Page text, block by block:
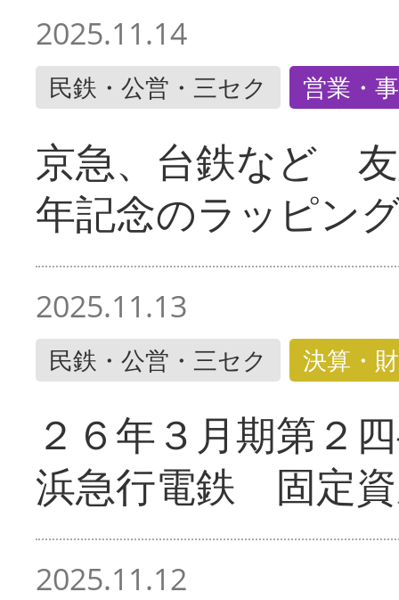
2025.11.14
民鉄・公営・三セク 営業・
京急、台鉄など
年記念のラッピン
2025.11.13
民鉄・公営・三セク 決算・
２６年３月期第２
浜急行電鉄 固定
2025.11.12